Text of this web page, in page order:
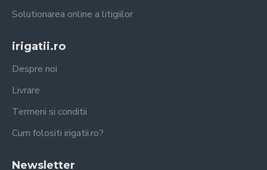
Solutionarea online a litigiilor
irigatii.ro
Despre noi
Livrare
Termeni si conditii
Cum folositi irigatii.ro?
Newsletter